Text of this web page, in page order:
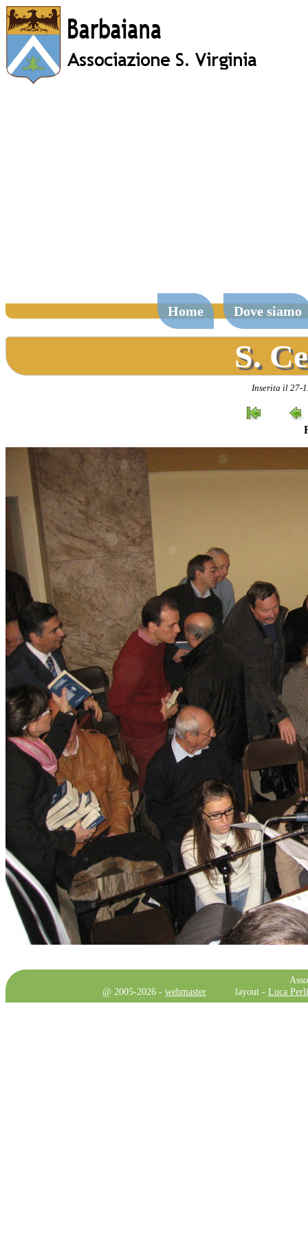
Home Dove siamo
S.
Inserita il 27-
@ 2005-2026 -webmaster layout - Luca